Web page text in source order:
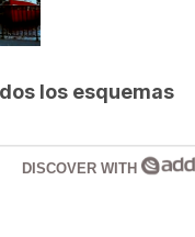
los esquemas
DISCOVER WITH